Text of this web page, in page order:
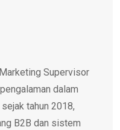
Supervisor
dalam
tahun 2018,
B2B dan sistem